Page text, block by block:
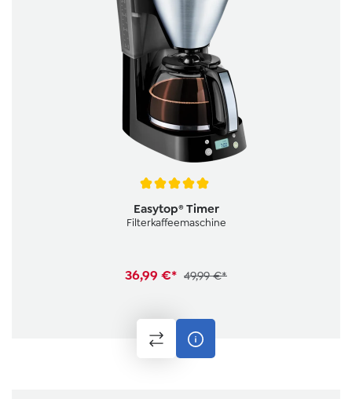
Durchschnittliche Bewertung von 5 von 5 Sternen
Easytop® Timer
Filterkaffeemaschine
36,99 €* 49,99 €*